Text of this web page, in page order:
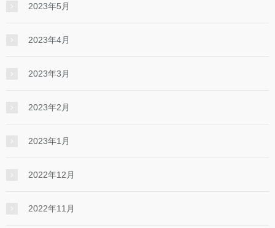
2023年5月
2023年4月
2023年3月
2023年2月
2023年1月
2022年12月
2022年11月